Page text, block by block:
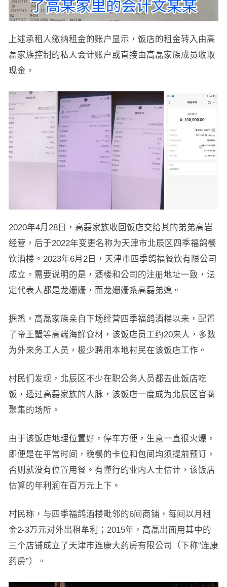
上述承租人缴纳租金的账户显示，饭店的租金转入由高
磊家族控制的私人会计账户或直接由高磊家族成员收取
现金。
2020年4月28日，高磊家族收回饭店交给其的弟弟高岩
经营，后于2022年变更名称为天津市北辰区四季福鸽餐
饮酒楼。2023年6月2日，天津市四季鸽福餐饮有限公司
成立。需要说明的是，酒楼和公司的注册地址一致，法
定代表人都是龙姗姗，而龙姗姗系高磊弟媳。
据悉，高磊家族亲自下场经营四季福鸽酒楼以来，配置
了帝王蟹等高端海鲜食材，该饭店员工约20来人，多数
为外来务工人员，极少聘用本地村民在该饭店工作。
村民们发现，北辰区不少在职公务人员都去此饭店吃
饭，透过高磊家族的人脉，该饭店一度成为北辰区官商
聚集的场所。
由于该饭店地理位置好，停车方便，生意一直很火爆，
即便是在平常时间，晚餐的卡位和包间均须提前预订，
否则就没有位置用餐。有懂行的业内人士估计，该饭店
估算的年利润在百万元上下。
村民称，与四季福鸽酒楼毗邻的6间商铺，每间以月租
金2-3万元对外出租牟利；2015年，高磊出面用其中的
三个店铺成立了天津市连康大药房有限公司（下称“连康
药房”）。